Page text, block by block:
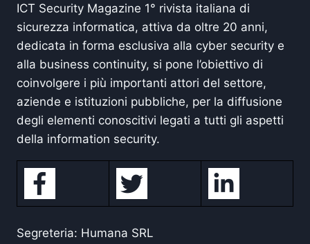
ICT Security Magazine 1° rivista italiana di
sicurezza informatica, attiva da oltre 20 anni,
dedicata in forma esclusiva alla cyber security e
alla business continuity, si pone l’obiettivo di
coinvolgere i più importanti attori del settore,
aziende e istituzioni pubbliche, per la diffusione
degli elementi conoscitivi legati a tutti gli aspetti
della information security.
Segreteria: Humana SRL